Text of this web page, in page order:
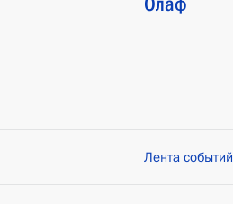
Лента событий